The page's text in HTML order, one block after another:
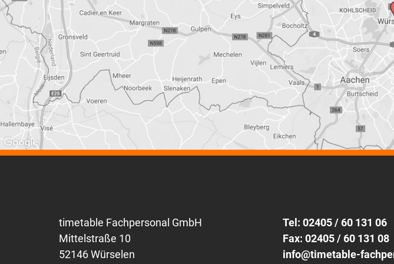
timetable Fachpersonal GmbH
Mittelstraße 10
52146 Würselen
Tel: 02405 / 60 131 06
Fax: 02405 / 60 131 08
info@timetable-